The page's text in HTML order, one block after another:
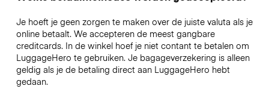
Je hoeft je geen zorgen te maken over de juiste valuta als je
online betaalt. We accepteren de meest gangbare
creditcards. In de winkel hoef je niet contant te betalen om
LuggageHero te gebruiken. Je bagageverzekering is alleen
geldig als je de betaling direct aan LuggageHero hebt
gedaan.